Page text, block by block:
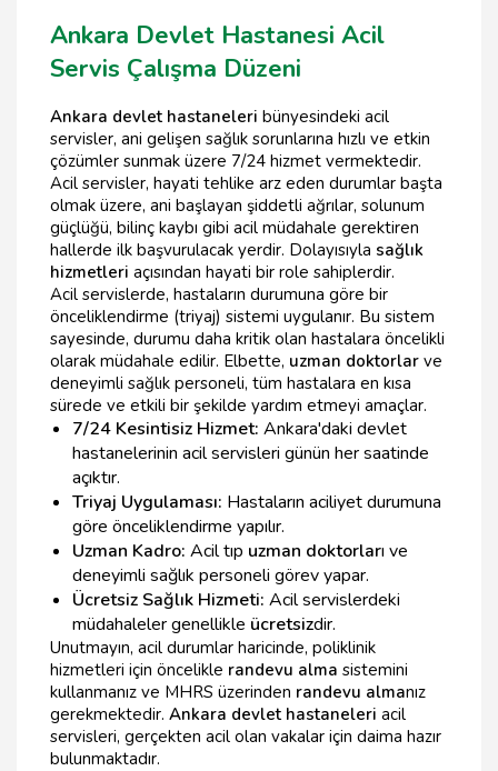
Ankara Devlet Hastanesi Acil
Servis Çalışma Düzeni
Ankara devlet hastaneleri bünyesindeki acil
servisler, ani gelişen sağlık sorunlarına hızlı ve etkin
çözümler sunmak üzere 7/24 hizmet vermektedir.
Acil servisler, hayati tehlike arz eden durumlar başta
olmak üzere, ani başlayan şiddetli ağrılar, solunum
güçlüğü, bilinç kaybı gibi acil müdahale gerektiren
hallerde ilk başvurulacak yerdir. Dolayısıyla sağlık
hizmetleri açısından hayati bir role sahiplerdir.
Acil servislerde, hastaların durumuna göre bir
önceliklendirme (triyaj) sistemi uygulanır. Bu sistem
sayesinde, durumu daha kritik olan hastalara öncelikli
olarak müdahale edilir. Elbette, uzman doktorlar ve
deneyimli sağlık personeli, tüm hastalara en kısa
sürede ve etkili bir şekilde yardım etmeyi amaçlar.
7/24 Kesintisiz Hizmet: Ankara'daki devlet
hastanelerinin acil servisleri günün her saatinde
açıktır.
Triyaj Uygulaması: Hastaların aciliyet durumuna
göre önceliklendirme yapılır.
Uzman Kadro: Acil tıp uzman doktorları ve
deneyimli sağlık personeli görev yapar.
Ücretsiz Sağlık Hizmeti: Acil servislerdeki
müdahaleler genellikle ücretsizdir.
Unutmayın, acil durumlar haricinde, poliklinik
hizmetleri için öncelikle randevu alma sistemini
kullanmanız ve MHRS üzerinden randevu almanız
gerekmektedir. Ankara devlet hastaneleri acil
servisleri, gerçekten acil olan vakalar için daima hazır
bulunmaktadır.